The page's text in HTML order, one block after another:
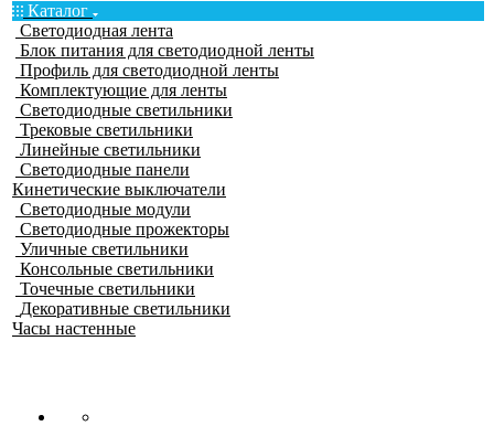
Каталог
Светодиодная лента
Блок питания для светодиодной ленты
Профиль для светодиодной ленты
Комплектующие для ленты
Светодиодные светильники
Трековые светильники
Линейные светильники
Светодиодные панели
Кинетические выключатели
Светодиодные модули
Светодиодные прожекторы
Уличные светильники
Консольные светильники
Точечные светильники
Декоративные светильники
Часы настенные